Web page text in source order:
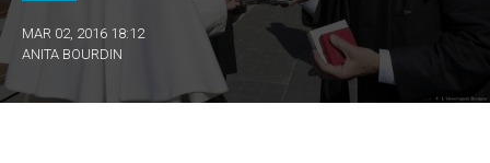
MAR 02, 2016 18:12
ANITA BOURDIN